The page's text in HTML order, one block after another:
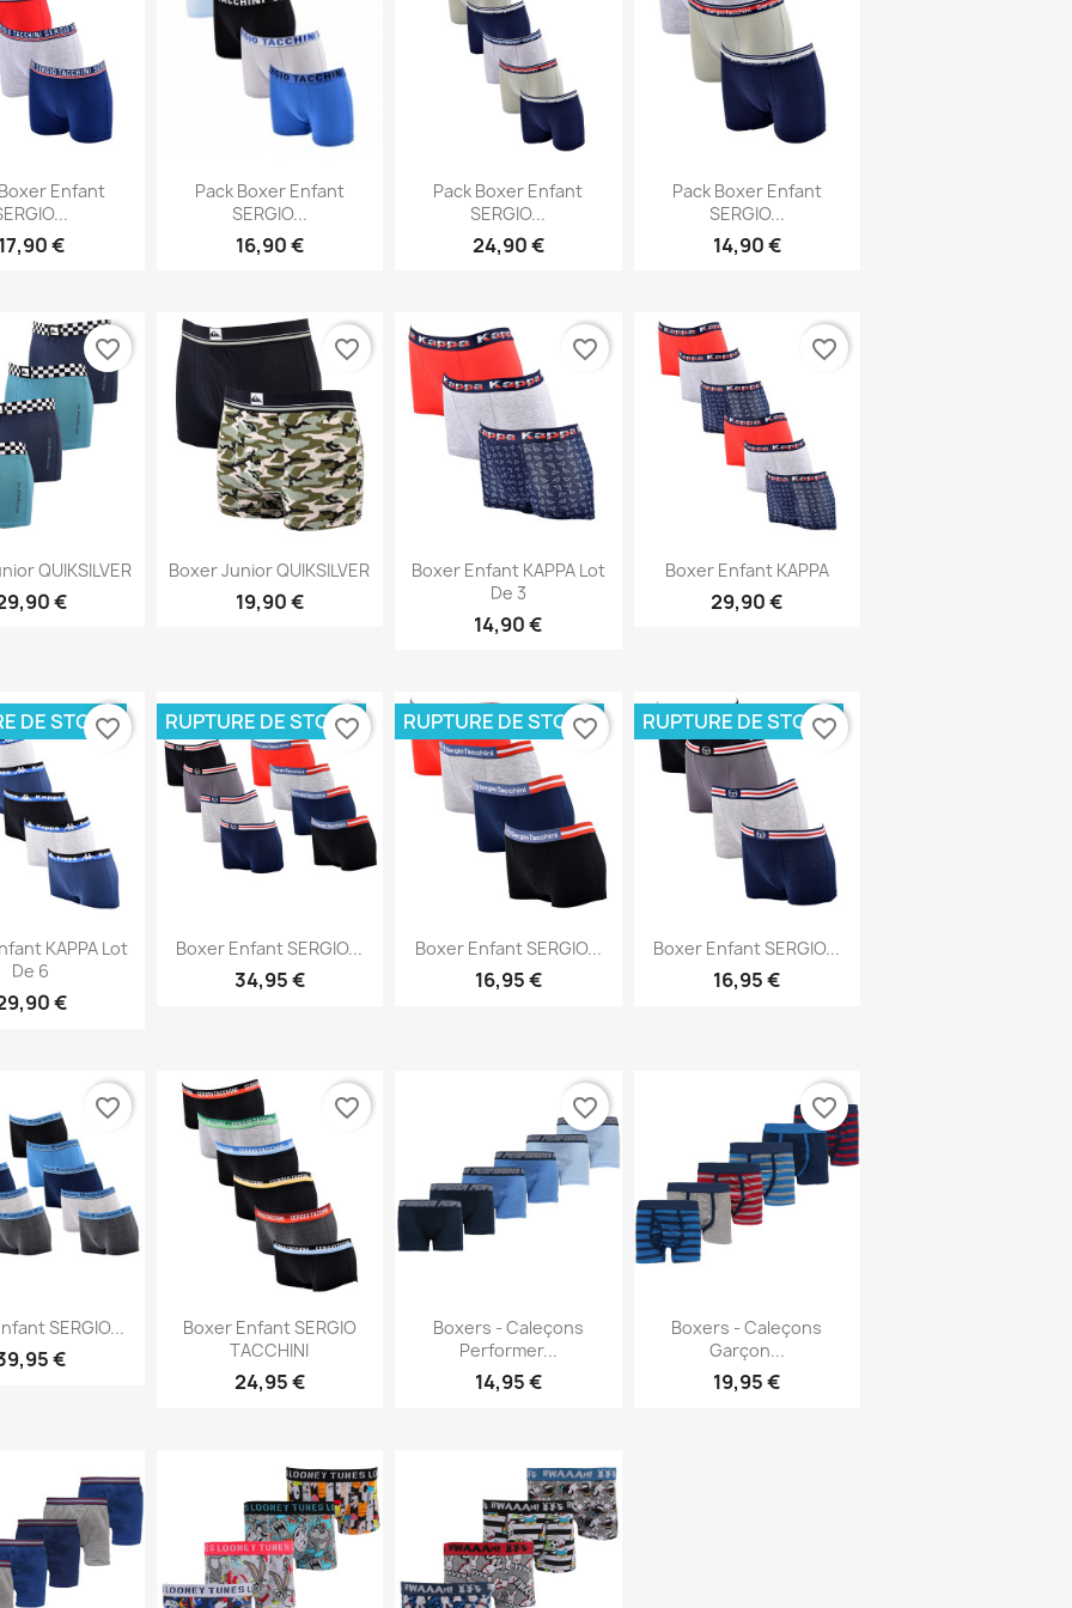
rapide
Enfant
17,90 €
Aperçu rapide
Pack Boxer Enfant
SERGIO...
16,90 €
Aperçu rapide
Pack Boxer Enfant
SERGIO...
24,90 €
Aperçu rapide
Pack Boxer Enfant
SERGIO...
14,90 €
rapide
QUIKSILVER
€
favorite_border
Aperçu rapide
Boxer Junior QUIKSILVER
19,90 €
favorite_border
Aperçu rapide
Boxer Enfant KAPPA Lot
De 3
14,90 €
favorite_border
Aperçu rapide
Boxer Enfant KAPPA
29,90 €
favorite_border
rapide
KAPPA Lot
De 6
€
DE STOCK
favorite_border
Aperçu rapide
Boxer Enfant SERGIO...
34,95 €
RUPTURE DE STOCK
favorite_border
Aperçu rapide
Boxer Enfant SERGIO...
16,95 €
RUPTURE DE STOCK
favorite_border
Aperçu rapide
Boxer Enfant SERGIO...
16,95 €
RUPTURE DE STOCK
favorite_border
rapide
SERGIO...
€
favorite_border
Aperçu rapide
Boxer Enfant SERGIO
TACCHINI
24,95 €
favorite_border
Aperçu rapide
Boxers - Caleçons
Performer...
14,95 €
favorite_border
Aperçu rapide
Boxers - Caleçons
Garçon...
19,95 €
favorite_border